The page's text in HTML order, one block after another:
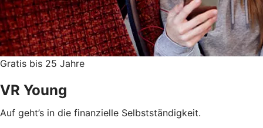
Gratis bis 25 Jahre
VR Young
Auf geht’s in die finanzielle Selbstständigkeit.